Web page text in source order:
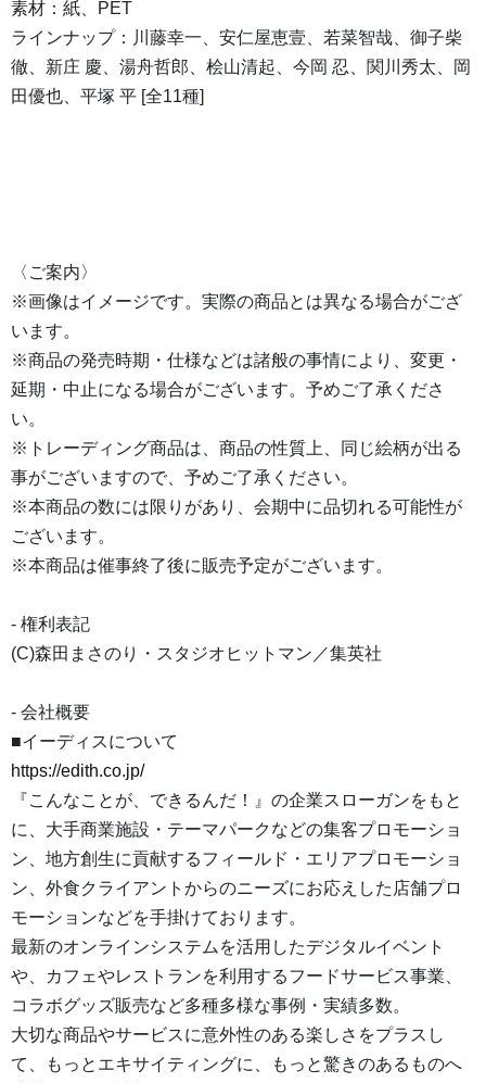
素材：紙、PET
ラインナップ：川藤幸一、安仁屋恵壹、若菜智哉、御子柴
徹、新庄 慶、湯舟哲郎、桧山清起、今岡 忍、関川秀太、岡
田優也、平塚 平 [全11種]
〈ご案内〉
※画像はイメージです。実際の商品とは異なる場合がござ
います。
※商品の発売時期・仕様などは諸般の事情により、変更・
延期・中止になる場合がございます。予めご了承くださ
い。
※トレーディング商品は、商品の性質上、同じ絵柄が出る
事がございますので、予めご了承ください。
※本商品の数には限りがあり、会期中に品切れる可能性が
ございます。
※本商品は催事終了後に販売予定がございます。
- 権利表記
(C)森田まさのり・スタジオヒットマン／集英社
- 会社概要
■イーディスについて
https://edith.co.jp/
『こんなことが、できるんだ！』の企業スローガンをもと
に、大手商業施設・テーマパークなどの集客プロモーショ
ン、地方創生に貢献するフィールド・エリアプロモーショ
ン、外食クライアントからのニーズにお応えした店舗プロ
モーションなどを手掛けております。
最新のオンラインシステムを活用したデジタルイベント
や、カフェやレストランを利用するフードサービス事業、
コラボグッズ販売など多種多様な事例・実績多数。
大切な商品やサービスに意外性のある楽しさをプラスし
て、もっとエキサイティングに、もっと驚きのあるものへ